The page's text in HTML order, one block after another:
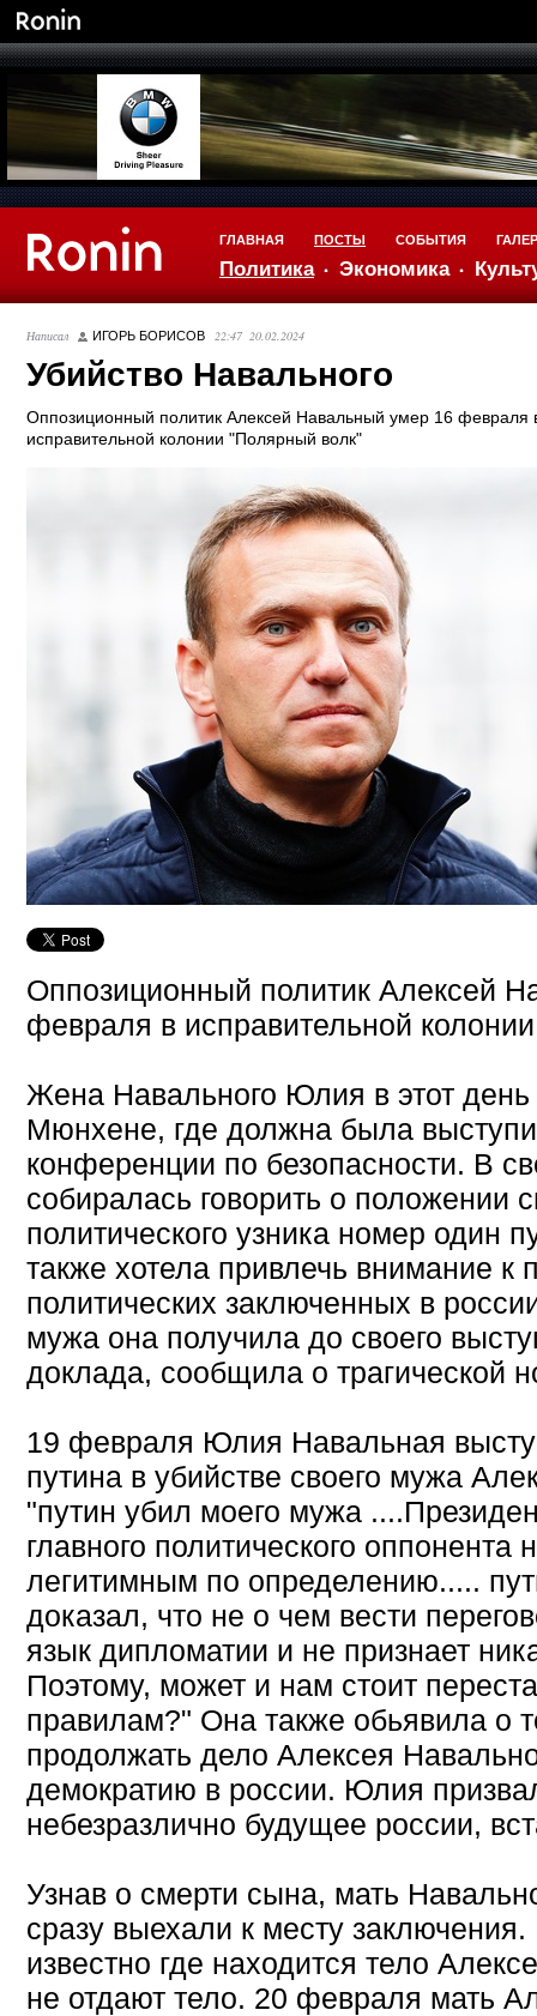
ГЛАВНАЯ
Политика Экономика
ПОСТЫ СОБЫТИЯ
Написал ИГОРЬ БОРИСОВ 22:47 20.02.2024
Убийство Навального
Оппозиционный политик Алексей Навальный умер 16 февраля
исправительной колонии "Полярный волк"
Оппозиционный политик Алексей
февраля в исправительной
Жена Навального Юлия в этот день
Мюнхене, где должна была
конференции по безопасности. В
собиралась говорить о положении
политического узника номер один
также хотела привлечь внимание к
политических заключенных в
мужа она получила до своего
доклада, сообщила о трагической
19 февраля Юлия Навальная
путина в убийстве своего мужа
"путин убил моего мужа
главного политического оппонента
легитимным по определению.....
доказал, что не о чем вести
язык дипломатии и не признает
Поэтому, может и нам стоит
правилам?" Она также обьявила о
продолжать дело Алексея
демократию в россии. Юлия
небезразлично будущее россии,
Узнав о смерти сына, мать
сразу выехали к месту
известно где находится тело
не отдают тело. 20 февраля мать